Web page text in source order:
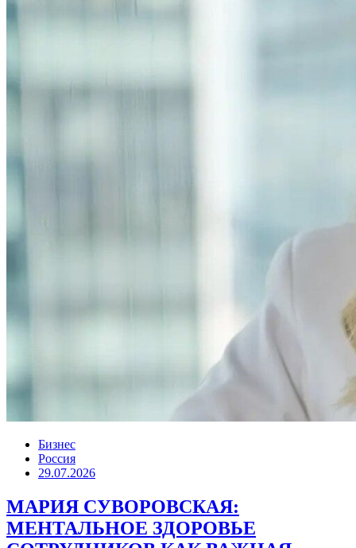
Бизнес
Россия
29.07.2026
МАРИЯ СУВОРОВСКАЯ:
МЕНТАЛЬНОЕ ЗДОРОВЬЕ